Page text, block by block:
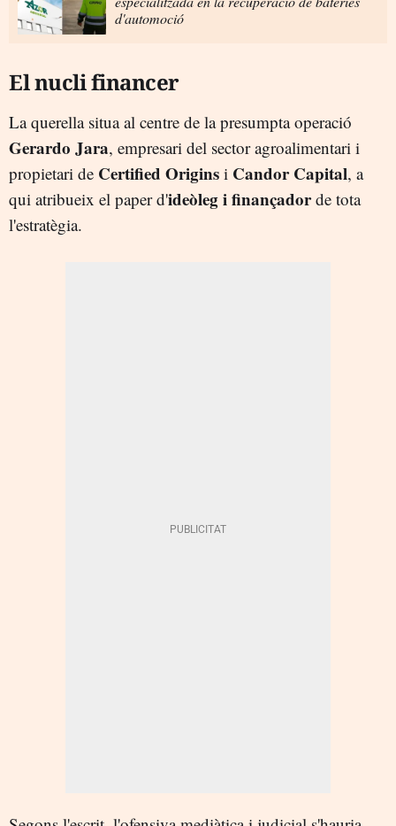
d'automoció
El nucli financer
La querella situa al centre de la presumpta operació
Gerardo Jara, empresari del sector agroalimentari i
propietari de Certified Origins i Candor Capital, a
qui atribueix el paper d'ideòleg i finançadorde tota
l'estratègia.